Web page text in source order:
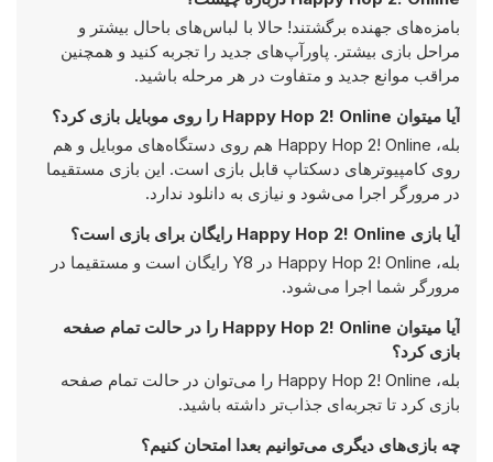
بامزه‌های جهنده برگشتند! حالا با لباس‌های باحال بیشتر و
مراحل بازی بیشتر. پاورآپ‌های جدید را تجربه کنید و همچنین
مراقب موانع جدید و متفاوت در هر مرحله باشید.
آیا میتوان Happy Hop 2! Online را روی موبایل بازی کرد؟
بله، Happy Hop 2! Online هم روی دستگاه‌های موبایل و هم
روی کامپیوترهای دسکتاپ قابل بازی است. این بازی مستقیما
در مرورگر اجرا می‌شود و نیازی به دانلود ندارد.
آیا بازی Happy Hop 2! Online رایگان برای بازی است؟
بله، Happy Hop 2! Online در Y8 رایگان است و مستقیما در
مرورگر شما اجرا می‌شود.
آیا میتوان Happy Hop 2! Online را در حالت تمام صفحه
بازی کرد؟
بله، Happy Hop 2! Online را می‌توان در حالت تمام صفحه
بازی کرد تا تجربه‌ای جذاب‌تر داشته باشید.
چه بازی‌های دیگری می‌توانیم بعدا امتحان کنیم؟